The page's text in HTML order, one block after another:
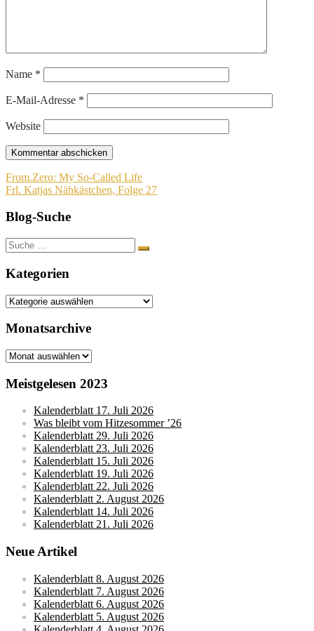
Name *
E-Mail-Adresse *
Website
Beitragsnavigation
From.Zero: My So-Called Life
Frl. Katjas Nähkästchen, Folge 27
Blog-Suche
Suche
nach:
Kategorien
Kategorien
Monatsarchive
Monatsarchive
Meistgelesen 2023
Kalenderblatt 17. Juli 2026
Was bleibt vom Hitzesommer ’26
Kalenderblatt 29. Juli 2026
Kalenderblatt 23. Juli 2026
Kalenderblatt 15. Juli 2026
Kalenderblatt 19. Juli 2026
Kalenderblatt 22. Juli 2026
Kalenderblatt 2. August 2026
Kalenderblatt 14. Juli 2026
Kalenderblatt 21. Juli 2026
Neue Artikel
Kalenderblatt 8. August 2026
Kalenderblatt 7. August 2026
Kalenderblatt 6. August 2026
Kalenderblatt 5. August 2026